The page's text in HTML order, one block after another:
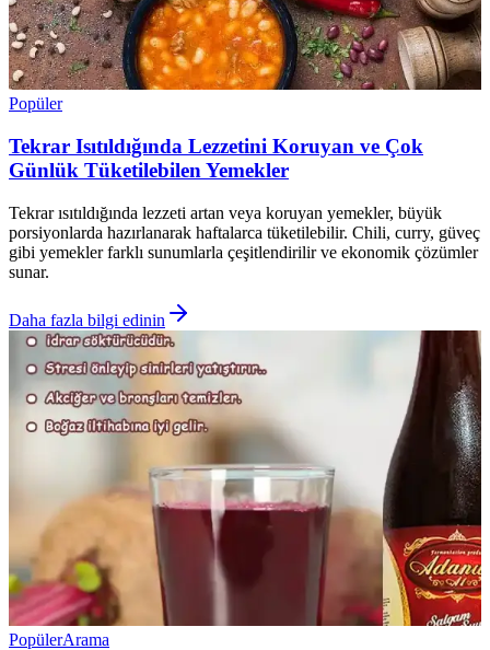
Popüler
Tekrar Isıtıldığında Lezzetini Koruyan ve Çok
Günlük Tüketilebilen Yemekler
Tekrar ısıtıldığında lezzeti artan veya koruyan yemekler, büyük
porsiyonlarda hazırlanarak haftalarca tüketilebilir. Chili, curry, güveç
gibi yemekler farklı sunumlarla çeşitlendirilir ve ekonomik çözümler
sunar.
Daha fazla bilgi edinin
PopülerArama